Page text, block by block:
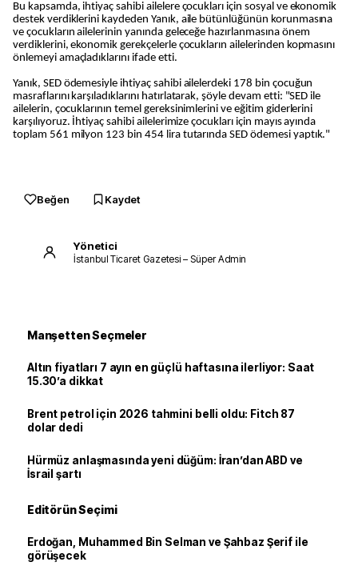
Bu kapsamda, ihtiyaç sahibi ailelere çocukları için sosyal ve ekonomik
destek verdiklerini kaydeden Yanık, aile bütünlüğünün korunmasına
ve çocukların ailelerinin yanında geleceğe hazırlanmasına önem
verdiklerini, ekonomik gerekçelerle çocukların ailelerinden kopmasını
önlemeyi amaçladıklarını ifade etti.
Yanık, SED ödemesiyle ihtiyaç sahibi ailelerdeki 178 bin çocuğun
masraflarını karşıladıklarını hatırlatarak, şöyle devam etti: "SED ile
ailelerin, çocuklarının temel gereksinimlerini ve eğitim giderlerini
karşılıyoruz. İhtiyaç sahibi ailelerimize çocukları için mayıs ayında
toplam 561 milyon 123 bin 454 lira tutarında SED ödemesi yaptık."
Beğen Kaydet
Yönetici
İstanbul Ticaret Gazetesi – Süper Admin
Manşetten Seçmeler
Altın fiyatları 7 ayın en güçlü haftasına ilerliyor: Saat
15.30’a dikkat
Brent petrol için 2026 tahmini belli oldu: Fitch 87
dolar dedi
Hürmüz anlaşmasında yeni düğüm: İran’dan ABD ve
İsrail şartı
Editörün Seçimi
Erdoğan, Muhammed Bin Selman ve Şahbaz Şerif ile
görüşecek